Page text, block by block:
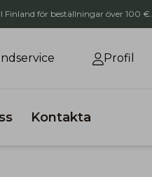
Finland för beställningar över 100 €.
Profil
Kontakta